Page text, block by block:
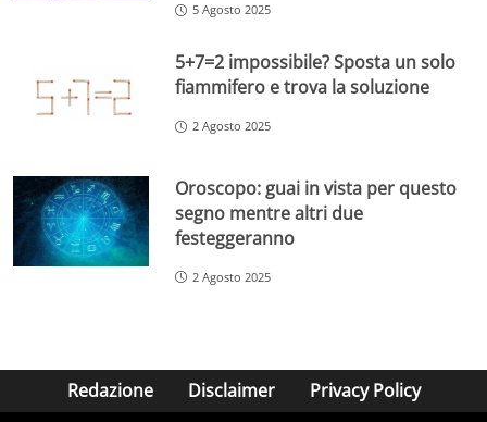
5 Agosto 2025
5+7=2 impossibile? Sposta un solo
fiammifero e trova la soluzione
2 Agosto 2025
Oroscopo: guai in vista per questo
segno mentre altri due
festeggeranno
2 Agosto 2025
Redazione Disclaimer Privacy Policy